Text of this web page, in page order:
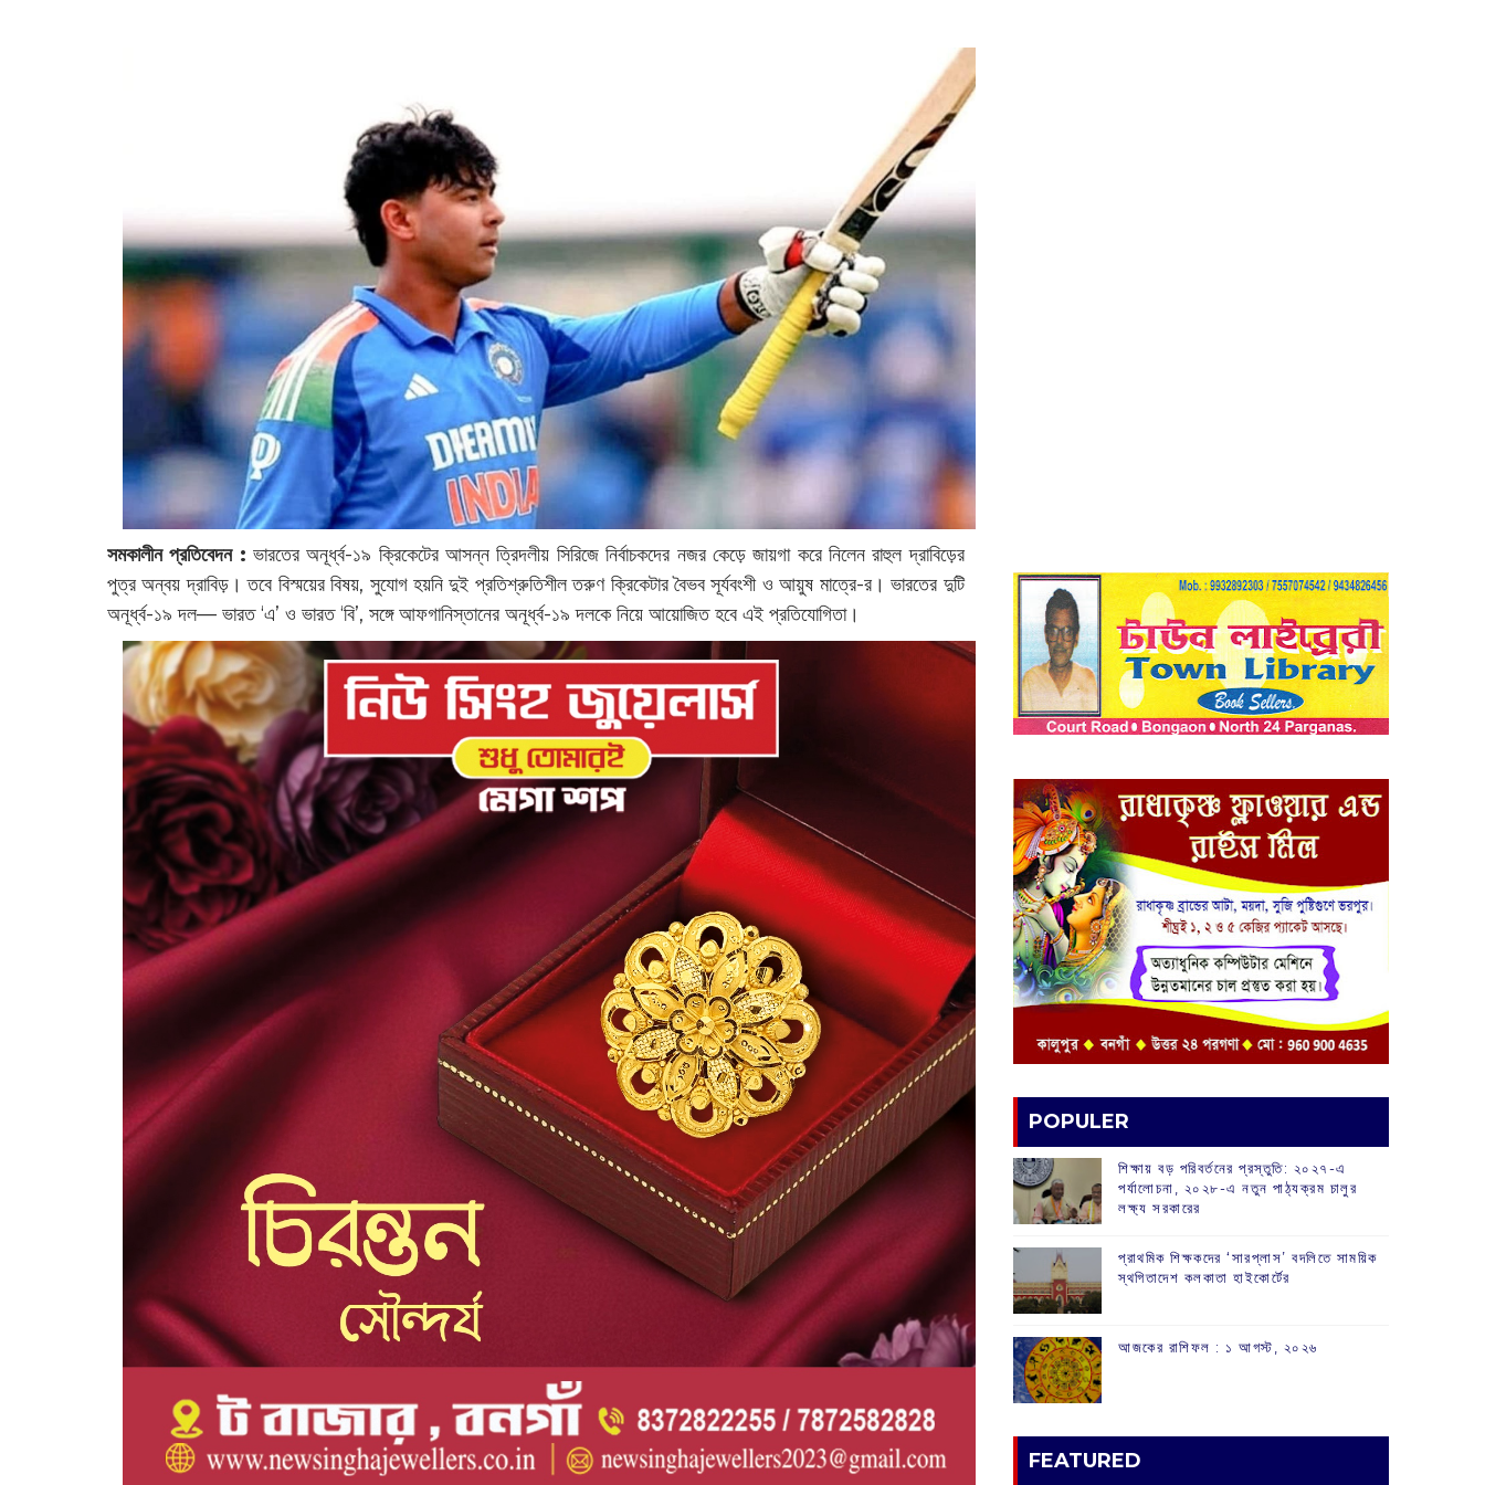
সমকালীন প্রতিবেদন : ভারতের অনূর্ধ্ব-১৯ ক্রিকেটের আসন্ন ত্রিদলীয় সিরিজে নির্বাচকদের নজর কেড়ে জায়গা করে নিলেন রাহুল দ্রাবিড়ের
পুত্র অন্বয় দ্রাবিড়। তবে বিস্ময়ের বিষয়, সুযোগ হয়নি দুই প্রতিশ্রুতিশীল তরুণ ক্রিকেটার বৈভব সূর্যবংশী ও আয়ুষ মাত্রে-র। ভারতের দুটি
অনূর্ধ্ব-১৯ দল— ভারত ‘এ’ ও ভারত ‘বি’, সঙ্গে আফগানিস্তানের অনূর্ধ্ব-১৯ দলকে নিয়ে আয়োজিত হবে এই প্রতিযোগিতা।
POPULER
শিক্ষায় বড় পরিবর্তনের প্রস্তুতি: ২০২৭-এ
পর্যালোচনা, ২০২৮-এ নতুন পাঠ্যক্রম চালুর
লক্ষ্য সরকারের
প্রাথমিক শিক্ষকদের ‘সারপ্লাস’ বদলিতে সাময়িক
স্থগিতাদেশ কলকাতা হাইকোর্টের
আজকের রাশিফল :‌ ‌‌১ আগস্ট, ২০২৬
FEATURED